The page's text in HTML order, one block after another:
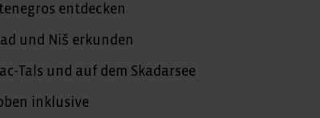
entdecken
und Niš erkunden
Tals und auf dem Skadarsee
inklusive